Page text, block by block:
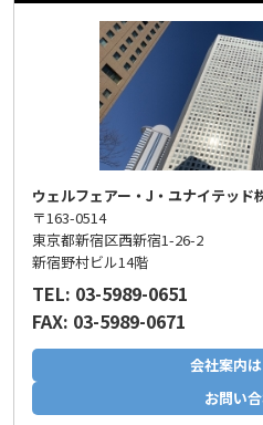
ウェルフェアー・J・ユナイテッド
〒163-0514
東京都新宿区西新宿1-26-2
新宿野村ビル14階
TEL: 03-5989-0651
FAX: 03-5989-0671
会社案内
お問い